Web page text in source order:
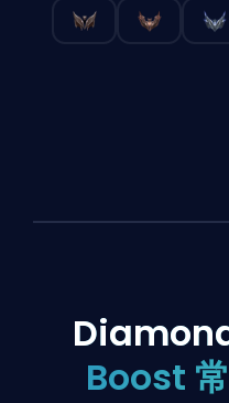
Boost